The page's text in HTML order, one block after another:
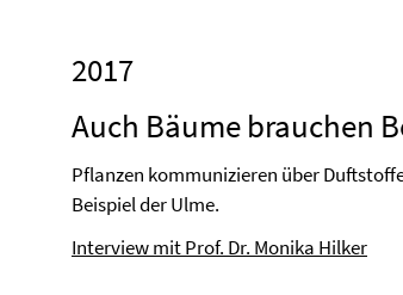
2017
Auch Bäume brauchen
Pflanzen kommunizieren über
Beispiel der Ulme.
Interview mit Prof. Dr. Monika Hilker